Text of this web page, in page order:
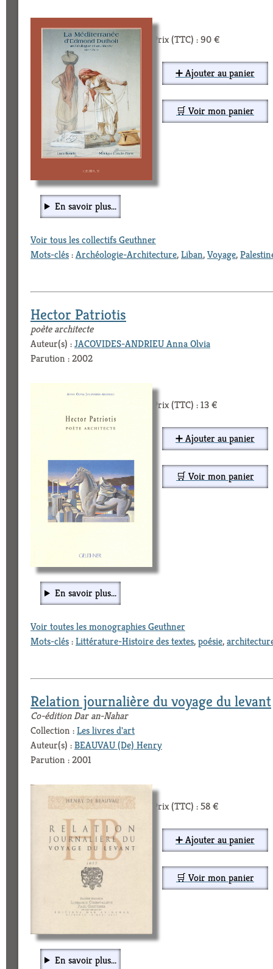
Prix (TTC) : 90 €
➕ Ajouter au panier
🛒 Voir mon panier
En savoir plus...
Voir tous les collectifs Geuthner
Mots-clés:Archéologie-Architecture,Liban,Voyage,
Hector Patriotis
poète architecte
Auteur(s) :JACOVIDES-ANDRIEU Anna Olvia
Parution : 2002
Prix (TTC) : 13 €
➕ Ajouter au panier
🛒 Voir mon panier
En savoir plus...
Voir toutes les monographies Geuthner
Mots-clés:Littérature-Histoire des textes,poésie,
Relation journalière du voyage du levant
Co-édition Dar an-Nahar
Collection :Les livres d'art
Auteur(s) :BEAUVAU (De) Henry
Parution : 2001
Prix (TTC) : 58 €
➕ Ajouter au panier
🛒 Voir mon panier
En savoir plus...